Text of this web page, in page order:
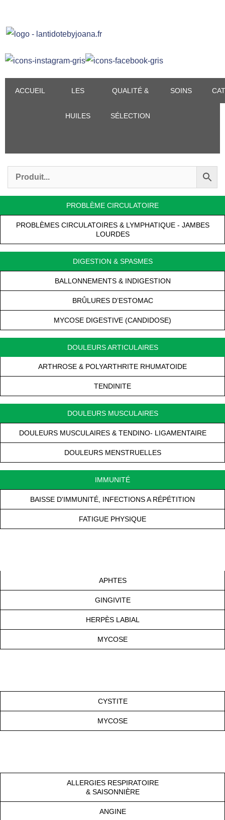
contenu
ACCUEIL LES
HUILES
QUALITÉ &
SÉLECTION
SOINS
PROBLÈME CIRCULATOIRE
PROBLÈMES CIRCULATOIRES & LYMPHATIQUE - JAMBES
LOURDES
DIGESTION & SPASMES
BALLONNEMENTS & INDIGESTION
BRÛLURES D’ESTOMAC
MYCOSE DIGESTIVE (CANDIDOSE)
DOULEURS ARTICULAIRES
ARTHROSE & POLYARTHRITE RHUMATOIDE
TENDINITE
DOULEURS MUSCULAIRES
DOULEURS MUSCULAIRES & TENDINO- LIGAMENTAIRE
DOULEURS MENSTRUELLES
IMMUNITÉ
BAISSE D'IMMUNITÉ, INFECTIONS A RÉPÉTITION​
FATIGUE PHYSIQUE
APHTES
GINGIVITE
HERPÈS LABIAL
MYCOSE
CYSTITE
MYCOSE
ALLERGIES RESPIRATOIRE
& SAISONNIÈRE
ANGINE